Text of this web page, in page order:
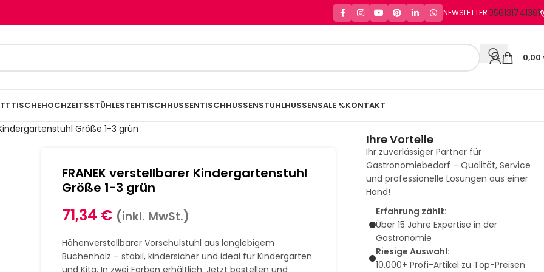
NEWSLETTER056131741361
0,00
HOCHZEITSSTÜHLESTEHTISCHHUSSENTISCHHUSSENSTUHLHUSSENSALE %KONTAKT
Größe 1-3 grün
FRANEK verstellbarer Kindergartenstuhl
Größe 1-3 grün
71,34 € (inkl. MwSt.)
Höhenverstellbarer Vorschulstuhl aus langlebigem
Buchenholz – stabil, kindersicher und ideal für Kindergarten
und Kita. In zwei Farben erhältlich. Jetzt bestellen und
Ihre Vorteile
Ihr zuverlässiger Partner für
Gastronomiebedarf – Qualität, Service
und professionelle Lösungen aus einer
Hand!
Erfahrung zählt:
Über 15 Jahre Expertise in der
Gastronomie
Riesige Auswahl:
10.000+ Profi-Artikel zu Top-Preisen